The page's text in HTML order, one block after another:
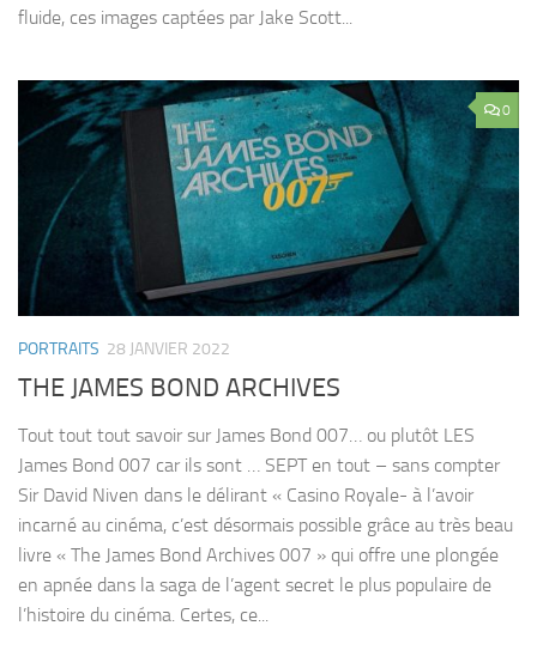
fluide, ces images captées par Jake Scott...
0
PORTRAITS 28 JANVIER 2022
THE JAMES BOND ARCHIVES
Tout tout tout savoir sur James Bond 007… ou plutôt LES
James Bond 007 car ils sont … SEPT en tout – sans compter
Sir David Niven dans le délirant « Casino Royale- à l’avoir
incarné au cinéma, c’est désormais possible grâce au très beau
livre « The James Bond Archives 007 » qui offre une plongée
en apnée dans la saga de l’agent secret le plus populaire de
l’histoire du cinéma. Certes, ce...